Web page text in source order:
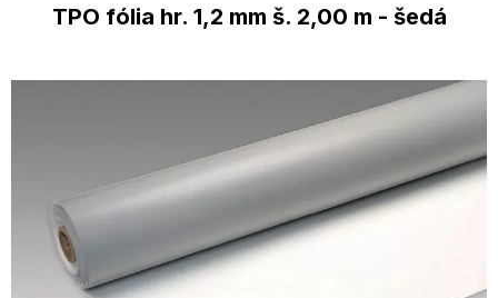
TPO fólia hr. 1,2 mm š. 2,00 m - šedá